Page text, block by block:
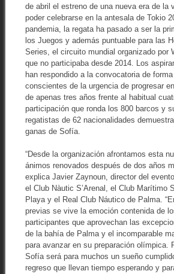
de abril el estreno de una nueva era de la
poder celebrarse en la antesala de Tokio
pandemia, la regata ha pasado a ser la
los Juegos y además puntuable para las
Series, el circuito mundial organizado por
que no participaba desde 2014. Los
han respondido a la convocatoria de forma
conscientes de la urgencia de progresar
de apenas tres años frente al habitual
participación que ronda los 800 barcos y
regatistas de 62 nacionalidades
ganas de Sofía.
“Desde la organización afrontamos esta
ánimos renovados después de dos años
explica Javier Zaynoun, director del
el Club Nàutic S’Arenal, el Club Marítimo
Playa y el Real Club Náutico de Palma.
previas se vive la emoción contenida de
participantes que aprovechan las
de la bahía de Palma y el incomparable
para avanzar en su preparación olímpica.
Sofía será para muchos un sueño
regreso que llevan tiempo esperando y